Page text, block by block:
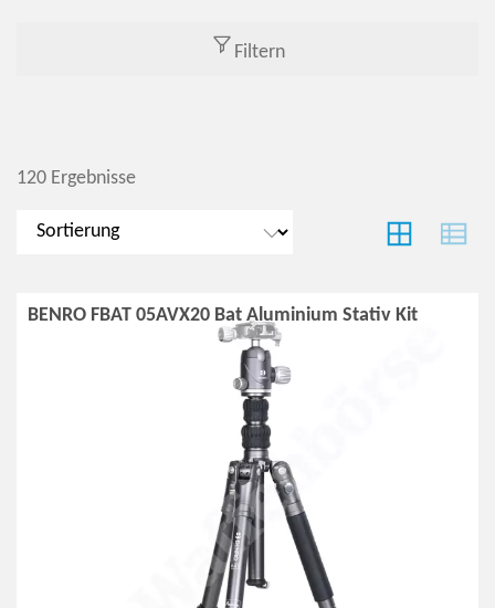
Filtern
120 Ergebnisse
BENRO FBAT 05AVX20 Bat Aluminium Stativ Kit